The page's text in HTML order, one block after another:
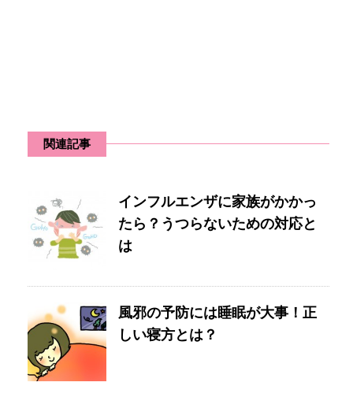
関連記事
インフルエンザに家族がかかっ
たら？うつらないための対応と
は
風邪の予防には睡眠が大事！正
しい寝方とは？